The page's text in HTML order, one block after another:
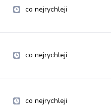
co nejrychleji
co nejrychleji
co nejrychleji